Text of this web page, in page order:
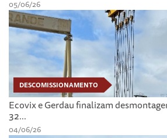
05/06/26
DESCOMISSIONAMENTO
Ecovix e Gerdau finalizam
32...
04/06/26